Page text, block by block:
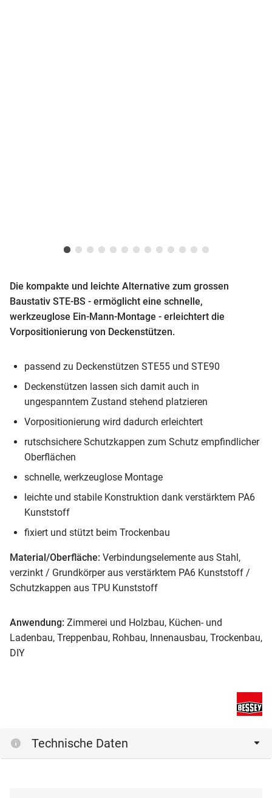
Die kompakte und leichte Alternative zum grossen
Baustativ STE-BS - ermöglicht eine schnelle,
werkzeuglose Ein-Mann-Montage - erleichtert die
Vorpositionierung von Deckenstützen.
passend zu Deckenstützen STE55 und STE90
Deckenstützen lassen sich damit auch in
ungespanntem Zustand stehend platzieren
Vorpositionierung wird dadurch erleichtert
rutschsichere Schutzkappen zum Schutz empfindlicher
Oberflächen
schnelle, werkzeuglose Montage
leichte und stabile Konstruktion dank verstärktem PA6
Kunststoff
fixiert und stützt beim Trockenbau
Material/Oberfläche: Verbindungselemente aus Stahl,
verzinkt / Grundkörper aus verstärktem PA6 Kunststoff /
Schutzkappen aus TPU Kunststoff
Anwendung: Zimmerei und Holzbau, Küchen- und
Ladenbau, Treppenbau, Rohbau, Innenausbau, Trockenbau,
DIY
Technische Daten